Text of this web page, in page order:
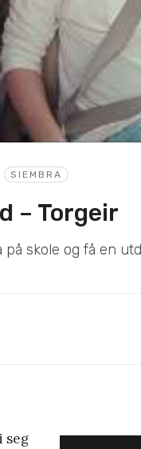
SIEMBRA
– Torgeir
skole og få en
seg